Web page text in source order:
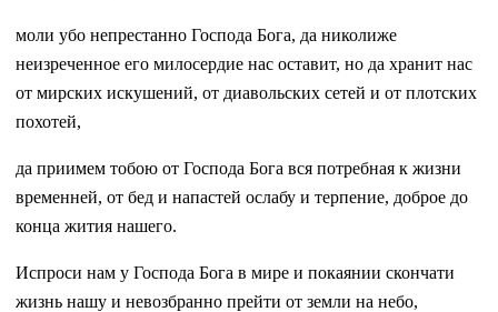
моли убо непрестанно Господа Бога, да николиже
неизреченное его милосердие нас оставит, но да хранит нас
от мирских искушений, от диавольских сетей и от плотских
похотей,
да приимем тобою от Господа Бога вся потребная к жизни
временней, от бед и напастей ослабу и терпение, доброе до
конца жития нашего.
Испроси нам у Господа Бога в мире и покаянии скончати
жизнь нашу и невозбранно прейти от земли на небо,